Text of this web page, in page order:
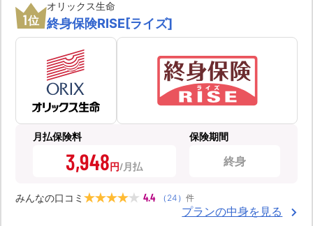
1位
オリックス生命
終身保険RISE[ライズ]
月払保険料
3,948円
保険期間
終身
みんなの口コミ 4.4 （ 24 ） 件
プランの中身を見る